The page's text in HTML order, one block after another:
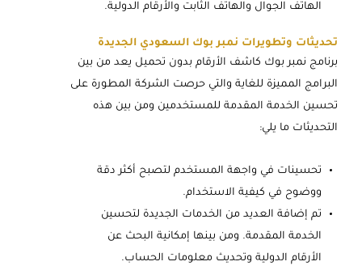
الهاتف الجوال والهاتف الثابت والأرقام الدولية.
تحديثات وتطويرات نمبر بوك السعودي الجديدة
برنامج نمبر بوك كاشف الأرقام بدون تحميل يعد من بين
البرامج المميزة للغاية والتي حرصت الشركة المطورة على
تحسين الخدمة المقدمة للمستخدمين ومن بين هذه
التحديثات ما يلي:
تحسينات في واجهة المستخدم لتصبح أكثر دقة
ووضوح في كيفية الاستخدام.
تم إضافة العديد من الخدمات الجديدة لتحسين
الخدمة المقدمة. ومن بينها إمكانية البحث عن
الأرقام الدولية وتحديث معلومات الحساب.